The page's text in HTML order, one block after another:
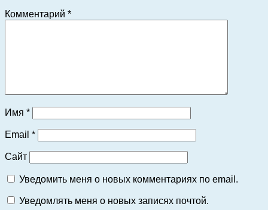
Комментарий *
Имя *
Email *
Сайт
Уведомить меня о новых комментариях по email.
Уведомлять меня о новых записях почтой.